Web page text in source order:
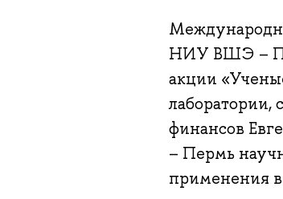
НИУ ВШЭ –
акции
лаборатории,
финансов
– Пермь
применения